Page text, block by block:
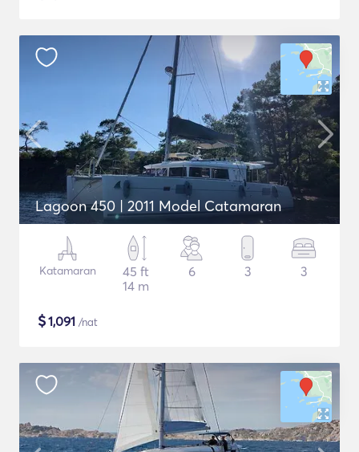
Lagoon 450 | 2011 Model Catamaran
Katamaran
45 ft
14 m
6 3 3
$1,091 /nat